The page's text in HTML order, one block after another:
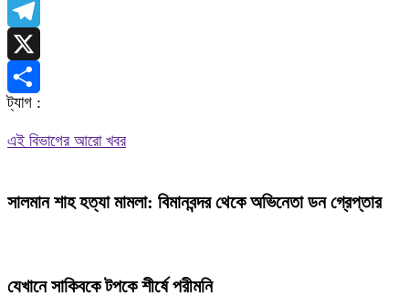
WhatsApp
Telegram
X
Share
ট্যাগ :
এই বিভাগের আরো খবর
সালমান শাহ হত্যা মামলা: বিমানবন্দর থেকে অভিনেতা ডন গ্রেপ্তার
যেখানে সাকিবকে টপকে শীর্ষে পরীমনি